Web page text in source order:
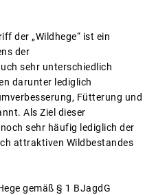
der „Wildhege“ ist ein
der
sehr unterschiedlich
darunter lediglich
Fütterung und
Als Ziel dieser
sehr häufig lediglich der
attraktiven Wildbestandes
gemäß § 1 BJagdG